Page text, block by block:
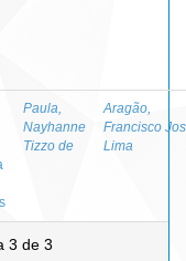
Paula,
Nayhanne
Tizzo de
Aragão,
Francisco
Lima
3 de 3